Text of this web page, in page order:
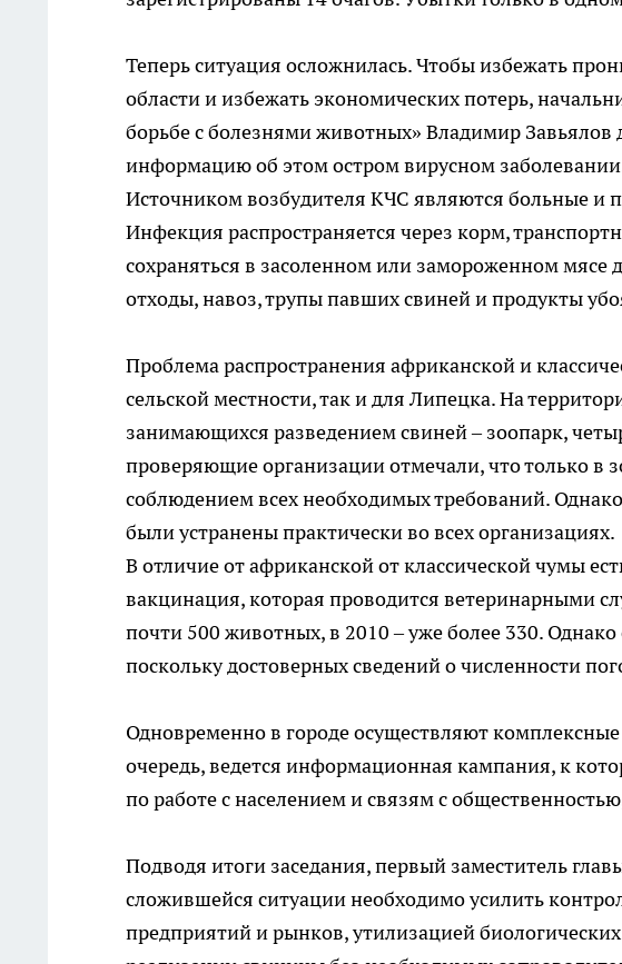
Теперь ситуация осложнилась. Чтобы избежать
области и избежать экономических потерь,
борьбе с болезнями животных» Владимир
информацию об этом остром вирусном
Источником возбудителя КЧС являются больные и
Инфекция распространяется через корм,
сохраняться в засоленном или замороженном мясе
отходы, навоз, трупы павших свиней и продукты
Проблема распространения африканской и
сельской местности, так и для Липецка. На
занимающихся разведением свиней – зоопарк,
проверяющие организации отмечали, что только в
соблюдением всех необходимых требований.
были устранены практически во всех организациях.
В отличие от африканской от классической чумы
вакцинация, которая проводится ветеринарными
почти 500 животных, в 2010 – уже более 330.
поскольку достоверных сведений о численности
Одновременно в городе осуществляют
очередь, ведется информационная кампания, к
по работе с населением и связям с
Подводя итоги заседания, первый заместитель
сложившейся ситуации необходимо усилить
предприятий и рынков, утилизацией